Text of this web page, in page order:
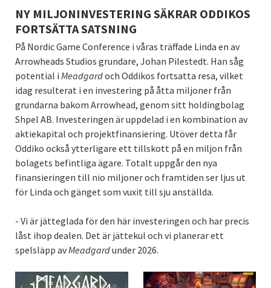
NY MILJONINVESTERING SÄKRAR ODDIKOS
FORTSÄTTA SATSNING
På Nordic Game Conference i våras träffade Linda en av
Arrowheads Studios grundare, Johan Pilestedt. Han såg
potential i Meadgardoch Oddikos fortsatta resa, vilket
idag resulterat i en investering på åtta miljoner från
grundarna bakom Arrowhead, genom sitt holdingbolag
Shpel AB. Investeringen är uppdelad i en kombination av
aktiekapital och projektfinansiering. Utöver detta får
Oddiko också ytterligare ett tillskott på en miljon från
bolagets befintliga ägare. Totalt uppgår den nya
finansieringen till nio miljoner och framtiden ser ljus ut
för Linda och gänget som vuxit till sju anställda.
- Vi är jätteglada för den här investeringen och har precis
låst ihop dealen. Det är jättekul och vi planerar ett
spelsläpp avMeadgardunder 2026.